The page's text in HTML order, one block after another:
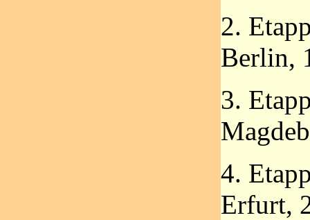
2.
Berlin,
3.
4.
Erfurt,